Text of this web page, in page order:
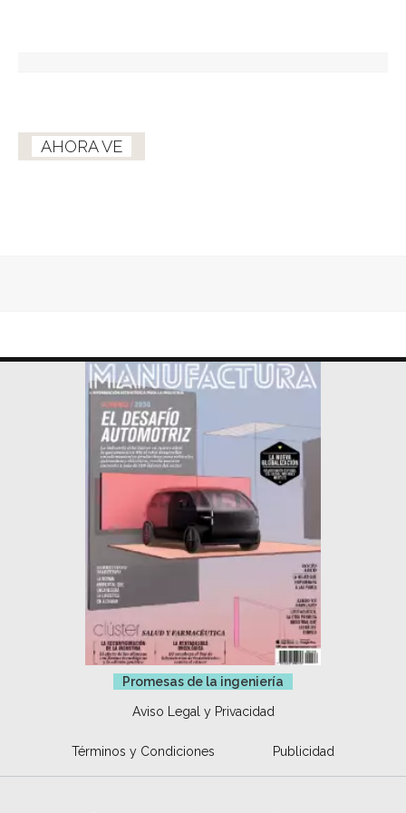
AHORA VE
Promesas de la ingeniería
Aviso Legal y Privacidad
Términos y Condiciones Publicidad